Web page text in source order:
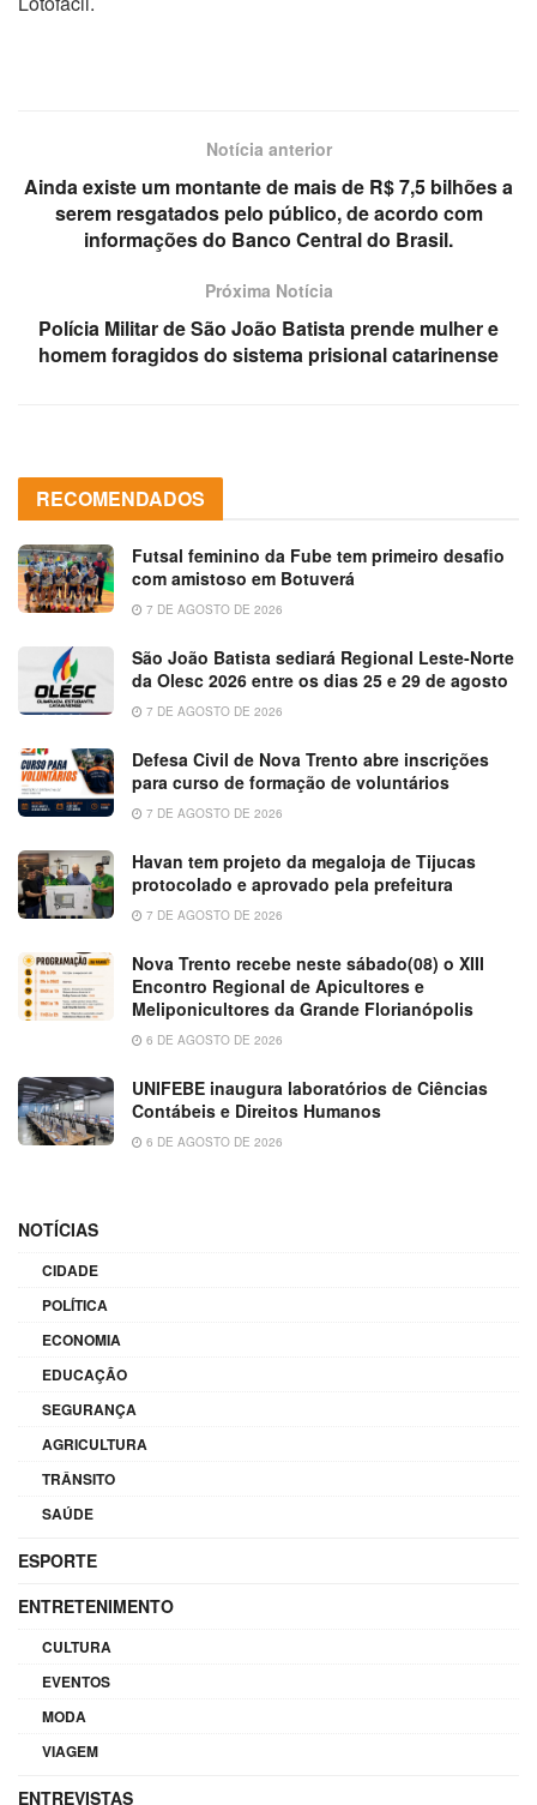
Notícia anterior
Ainda existe um montante de mais de R$ 7,5 bilhões a
serem resgatados pelo público, de acordo com
informações do Banco Central do Brasil.
Próxima Notícia
Polícia Militar de São João Batista prende mulher e
homem foragidos do sistema prisional catarinense
RECOMENDADOS
Futsal feminino da Fube tem primeiro desafio
com amistoso em Botuverá
7 DE AGOSTO DE 2026
São João Batista sediará Regional Leste-Norte
da Olesc 2026 entre os dias 25 e 29 de agosto
7 DE AGOSTO DE 2026
Defesa Civil de Nova Trento abre inscrições
para curso de formação de voluntários
7 DE AGOSTO DE 2026
Havan tem projeto da megaloja de Tijucas
protocolado e aprovado pela prefeitura
7 DE AGOSTO DE 2026
Nova Trento recebe neste sábado(08) o XIII
Encontro Regional de Apicultores e
Meliponicultores da Grande Florianópolis
6 DE AGOSTO DE 2026
UNIFEBE inaugura laboratórios de Ciências
Contábeis e Direitos Humanos
6 DE AGOSTO DE 2026
NOTÍCIAS
CIDADE
POLÍTICA
ECONOMIA
EDUCAÇÃO
SEGURANÇA
AGRICULTURA
TRÂNSITO
SAÚDE
ESPORTE
ENTRETENIMENTO
CULTURA
EVENTOS
MODA
VIAGEM
ENTREVISTAS